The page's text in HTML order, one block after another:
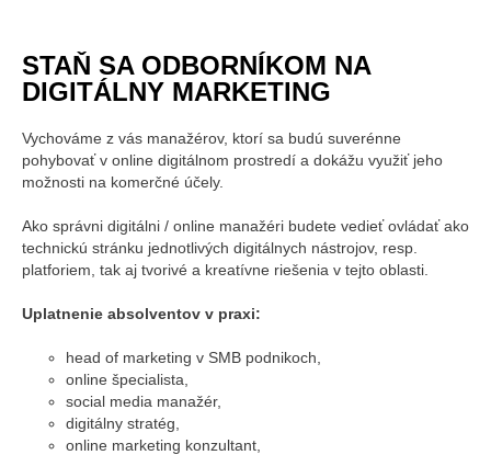
STAŇ SA ODBORNÍKOM NA
DIGITÁLNY MARKETING
Vychováme z vás manažérov, ktorí sa budú suverénne
pohybovať v online digitálnom prostredí a dokážu využiť jeho
možnosti na komerčné účely.
Ako správni digitálni / online manažéri budete vedieť ovládať ako
technickú stránku jednotlivých digitálnych nástrojov, resp.
platforiem, tak aj tvorivé a kreatívne riešenia v tejto oblasti.
Uplatnenie absolventov v praxi:
head of marketing v SMB podnikoch,
online špecialista,
social media manažér,
digitálny stratég,
online marketing konzultant,